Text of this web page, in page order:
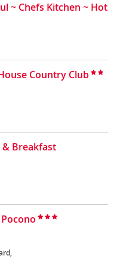
~ Chefs Kitchen ~ Hot
Country Club
Breakfast